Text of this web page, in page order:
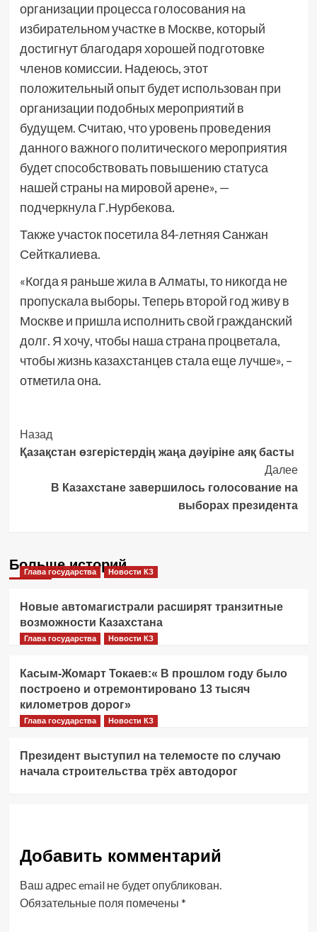
организации процесса голосования на
избирательном участке в Москве, который
достигнут благодаря хорошей подготовке
членов комиссии. Надеюсь, этот
положительный опыт будет использован при
организации подобных мероприятий в
будущем. Считаю, что уровень проведения
данного важного политического мероприятия
будет способствовать повышению статуса
нашей страны на мировой арене», —
подчеркнула Г.Нурбекова.
Также участок посетила 84-летняя Санжан
Сейткалиева.
«Когда я раньше жила в Алматы, то никогда не
пропускала выборы. Теперь второй год живу в
Москве и пришла исполнить свой гражданский
долг. Я хочу, чтобы наша страна процветала,
чтобы жизнь казахстанцев стала еще лучше», –
отметила она.
Post
Navigation
Назад
Қазақстан өзгерістердің жаңа дәуіріне аяқ басты
Далее
В Казахстане завершилось голосование на
выборах президента
Больше историй
Глава государства Новости КЗ
Новые автомагистрали расширят транзитные
возможности Казахстана
Глава государства Новости КЗ
Касым-Жомарт Токаев:« В прошлом году было
построено и отремонтировано 13 тысяч
километров дорог»
Глава государства Новости КЗ
Президент выступил на телемосте по случаю
начала строительства трёх автодорог
Добавить комментарий
Ваш адрес email не будет опубликован.
Обязательные поля помечены *